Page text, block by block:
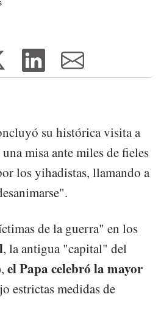
su histórica visita a
misa ante miles de fieles
los yihadistas, llamando a
de la guerra" en los
, la antigua "capital" del
el Papa celebró la mayor
estrictas medidas de